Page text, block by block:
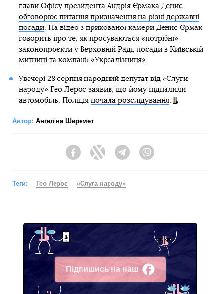
глави Офісу президента Андрія Єрмака Денис
обговорює питання призначення на різні державні
посади. На відео з прихованої камери Денис Єрмак
говорить про те, як просуваються «потрібні»
законопроєкти у Верховній Раді, посади в Київській
митниці та компанії «Укрзалізниця».
Увечері 28 серпня народний депутат від «Слуги
народу» Гео Лерос заявив, що йому підпалили
автомобіль. Поліція почала розслідування.
Автор: Ангеліна Шеремет
FacebookTwitter Telegram
Теги: Гео Лерос «Слуга народу»
Підпишись на наш
Facebook